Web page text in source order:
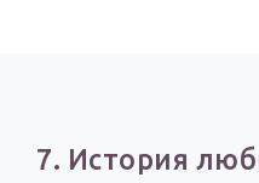
7. История